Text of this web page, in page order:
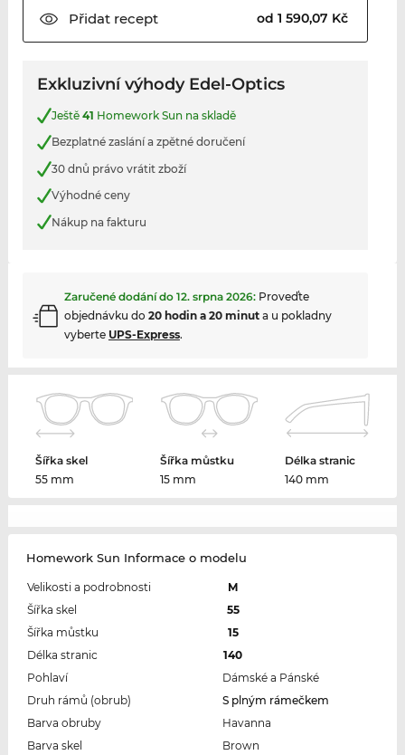
Přidatrecept od 1 590,07 Kč
Exkluzivní výhody Edel-Optics
Ještě 41 Homework Sun na skladě
Bezplatné zaslání a zpětné doručení
30 dnů právo vrátit zboží
Výhodné ceny
Nákup na fakturu
Zaručené dodání do 12. srpna 2026: Proveďte
objednávku do 20 hodin a 20 minuta u pokladny
vyberte UPS-Express.
Šířka skel
55 mm
Šířka můstku
15 mm
Délka stranic
140 mm
Homework Sun Informace o modelu
Velikosti a podrobnosti
M
Šířka skel
55
Šířka můstku
15
Délka stranic
140
Pohlaví
Dámské a Pánské
Druh rámů (obrub)
S plným rámečkem
Barva obruby
Havanna
Barva skel
Brown